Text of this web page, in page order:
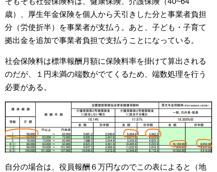
歳）、厚生年金保険を個人から天引きした分と事業者負担
分（労使折半）を事業者が支払う。あと、子ども・子育て
拠出金を追加で事業者負担で支払うことになっている。
社会保険料は標準報酬月額に保険料率を掛けて算出される
のだが、１円未満の端数がでてくるため、端数処理を行う
必要がある。
自分の場合は、役員報酬６万円なのでこの表によると（地